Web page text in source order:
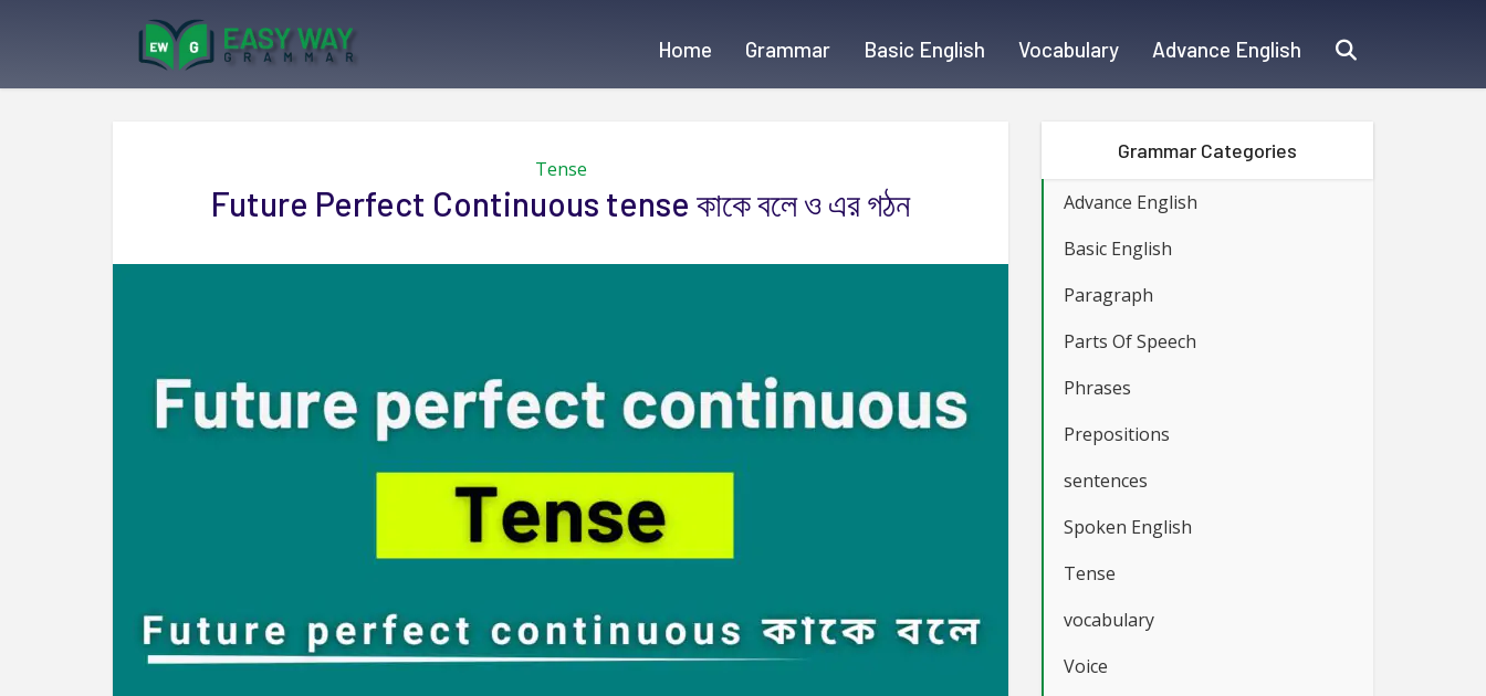
Home Grammar Basic English Vocabulary Advance English
Tense
Future Perfect Continuous tense কাকে বলে ও এর গঠন
Grammar Categories
Advance English
Basic English
Paragraph
Parts Of Speech
Phrases
Prepositions
sentences
Spoken English
Tense
vocabulary
Voice